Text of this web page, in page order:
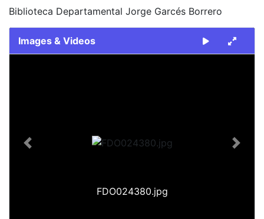
Biblioteca Departamental Jorge Garcés Borrero
Images & Videos
FDO024380.jpg
Previous Next